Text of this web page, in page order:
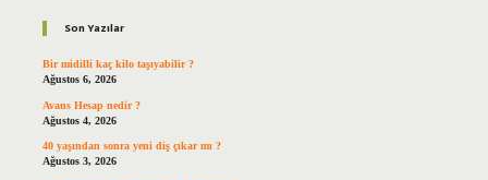
Son Yazılar
Bir midilli kaç kilo taşıyabilir ?
Ağustos 6, 2026
Avans Hesap nedir ?
Ağustos 4, 2026
40 yaşından sonra yeni diş çıkar mı ?
Ağustos 3, 2026